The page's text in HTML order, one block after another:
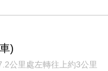
)
公里處左轉往上約3公里